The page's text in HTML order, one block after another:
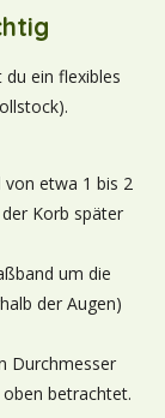
ein flexibles
von etwa 1 bis 2
Korb später
um die
der Augen)
Durchmesser
betrachtet.